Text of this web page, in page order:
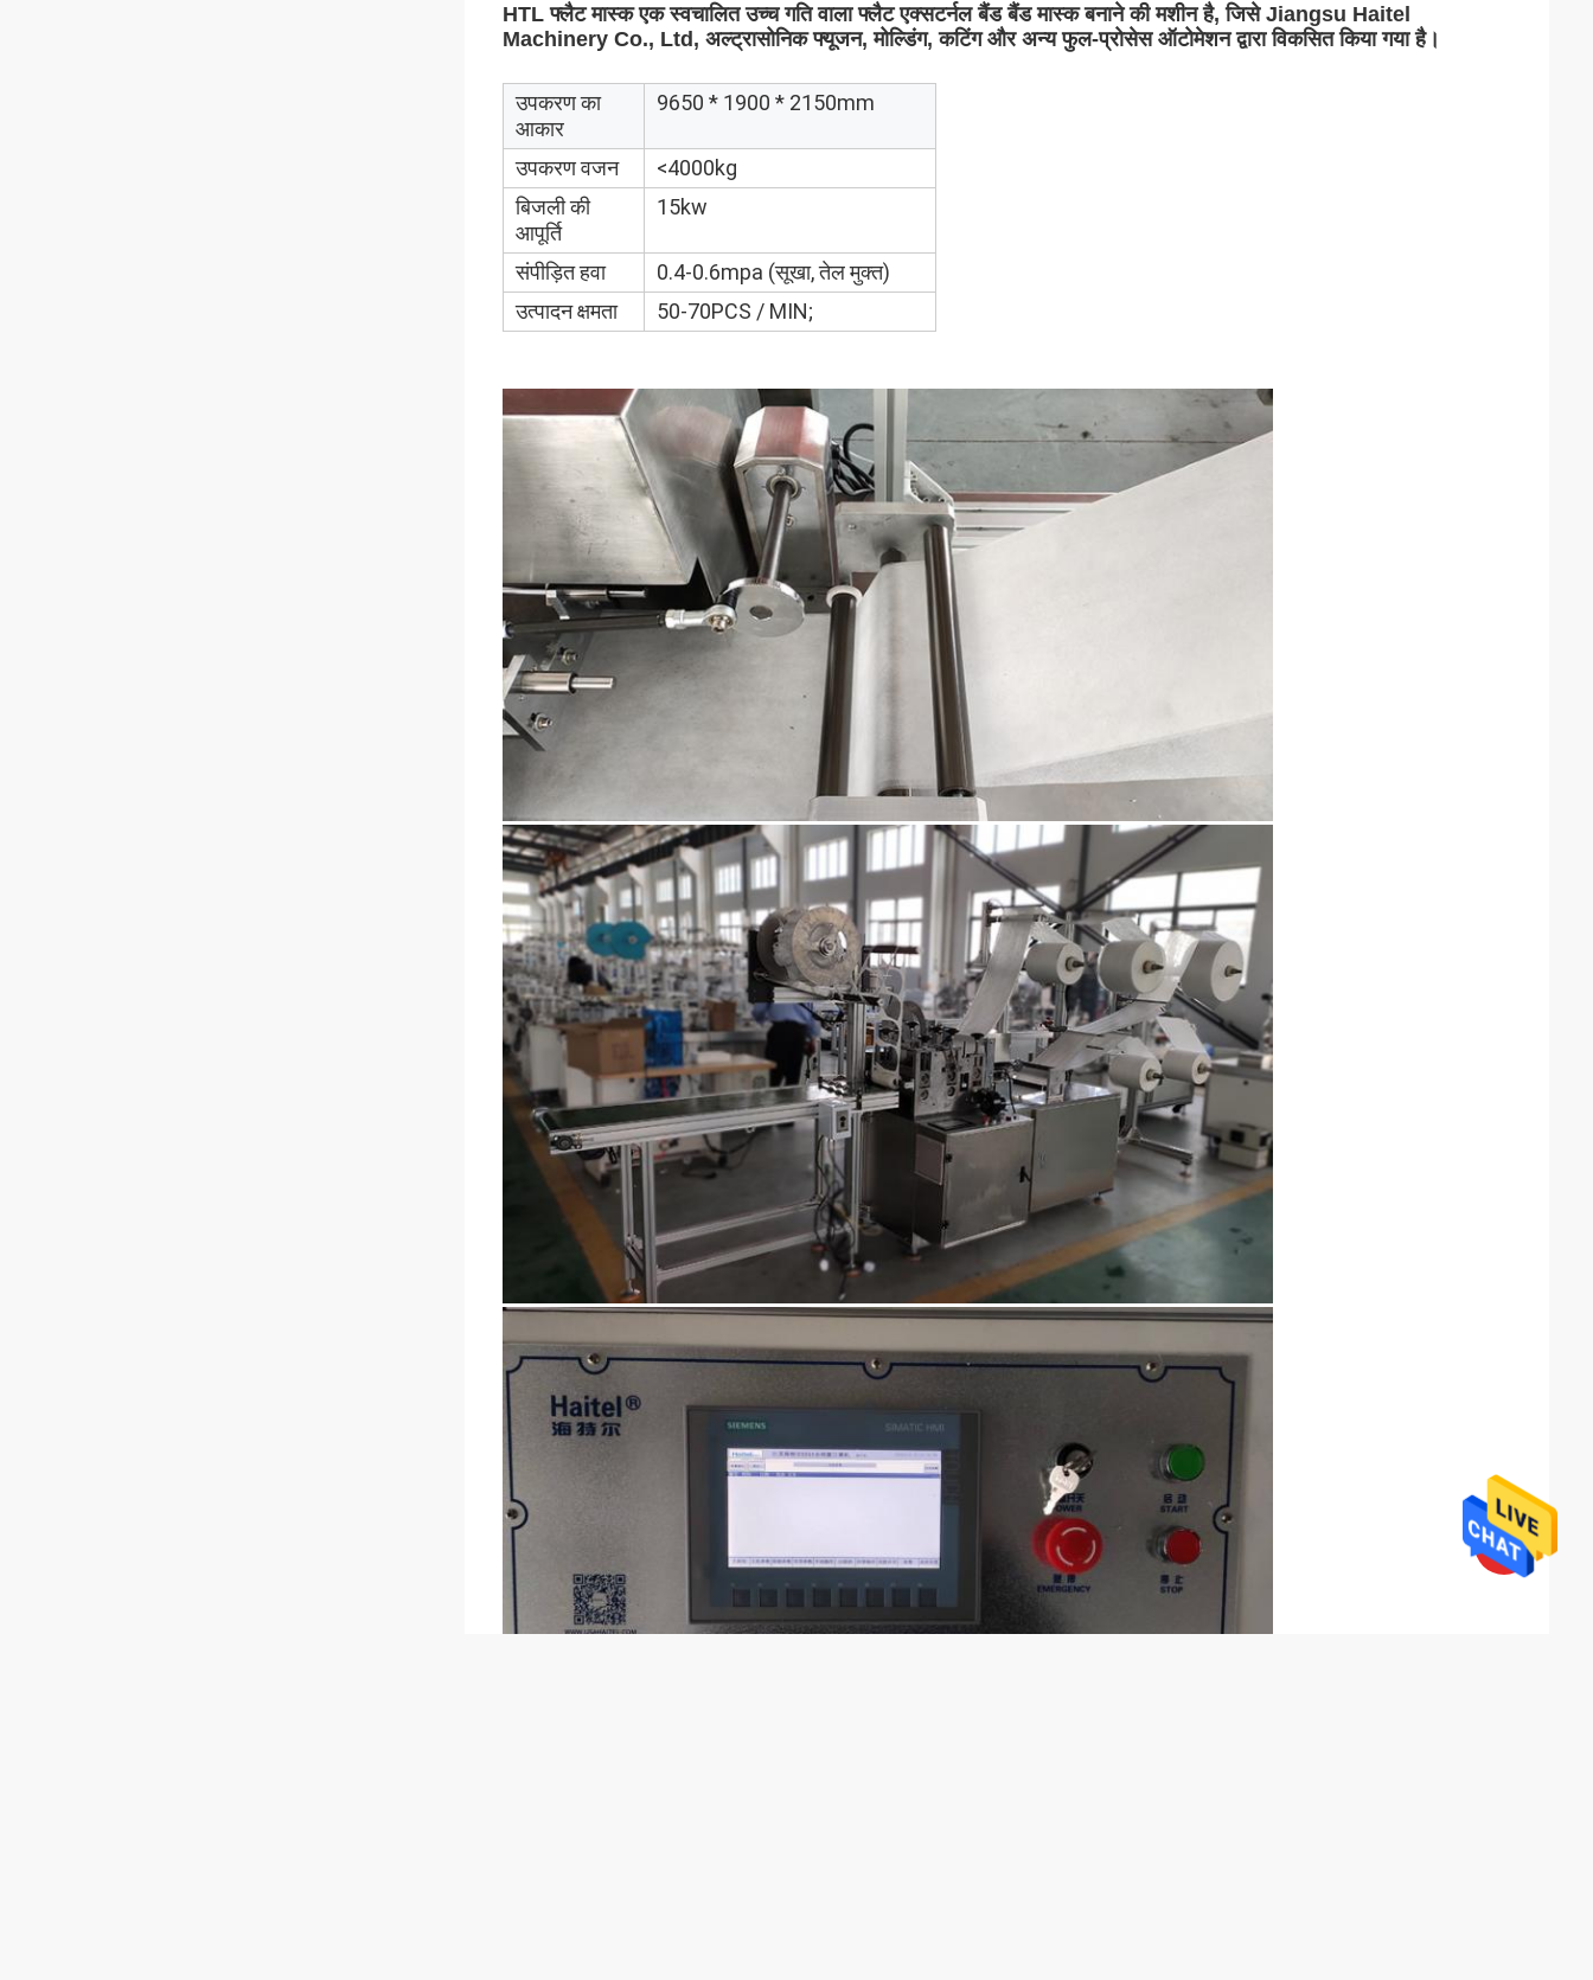
HTL फ्लैट मास्क एक स्वचालित उच्च गति वाला फ्लैट एक्सटर्नल बैंड बैंड मास्क बनाने की मशीन है, जिसे Jiangsu Haitel
Machinery Co., Ltd, अल्ट्रासोनिक फ्यूजन, मोल्डिंग, कटिंग और अन्य फुल-प्रोसेस ऑटोमेशन द्वारा विकसित किया गया है।
उपकरण का
आकार
9650 * 1900 * 2150mm
उपकरण वजन
<4000kg
बिजली की
आपूर्ति
15kw
संपीड़ित हवा
0.4-0.6mpa (सूखा, तेल मुक्त)
उत्पादन क्षमता
50-70PCS / MIN;